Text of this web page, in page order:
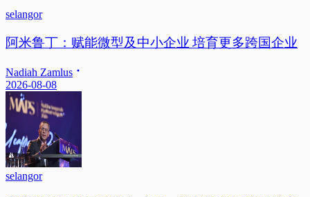
selangor
阿米鲁丁：赋能微型及中小企业 培育更多跨国企业
Nadiah Zamlus
2026-08-08
selangor